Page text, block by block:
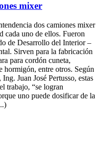
mixer
dos camiones mixer
cada uno de ellos. Fueron
de Desarrollo del Interior –
Sirven para la fabricación
para cordón cuneta,
hormigón, entre otros. Según
Juan José Pertusso, estas
trabajo, “se logran
uno puede dosificar de la